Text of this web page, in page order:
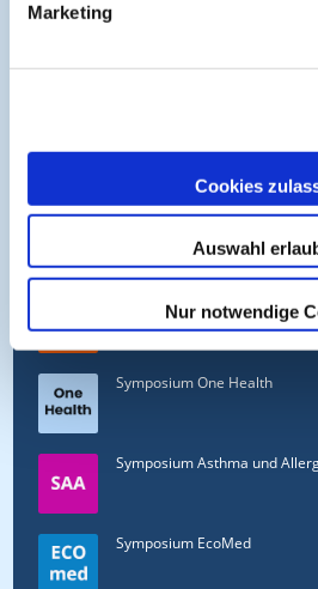
Marketing
Cookies
Auswahl
Nur notwendige
Im Birnengarten 7
helpdesk@medcram.de
Online Symposien
Symposium PULSE
Symposium One Health
Symposium Asthma und
Symposium EcoMed